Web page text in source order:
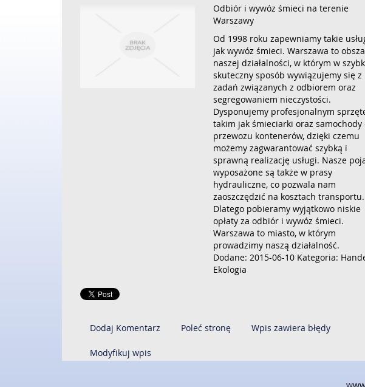
Odbiór i wywóz śmieci na terenie
Warszawy
Od 1998 roku zapewniamy takie
jak wywóz śmieci. Warszawa to
naszej działalności, w którym w
skuteczny sposób wywiązujemy się z
zadań związanych z odbiorem oraz
segregowaniem nieczystości.
Dysponujemy profesjonalnym
takim jak śmieciarki oraz samochody
przewozu kontenerów, dzięki czemu
możemy zagwarantować szybką i
sprawną realizację usługi. Nasze
wyposażone są także w prasy
hydrauliczne, co pozwala nam
zaoszczędzić na kosztach transportu.
Dlatego pobieramy wyjątkowo niskie
opłaty za odbiór i wywóz śmieci.
Warszawa to miasto, w którym
prowadzimy naszą działalność.
Dodane: 2015-06-10 Kategoria:
Ekologia
Dodaj Komentarz Poleć stronę Wpis zawiera błędy
Modyfikuj wpis